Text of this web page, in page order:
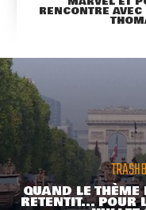
RENCONTRE
QUAND LE THÈME
RETENTIT... POUR